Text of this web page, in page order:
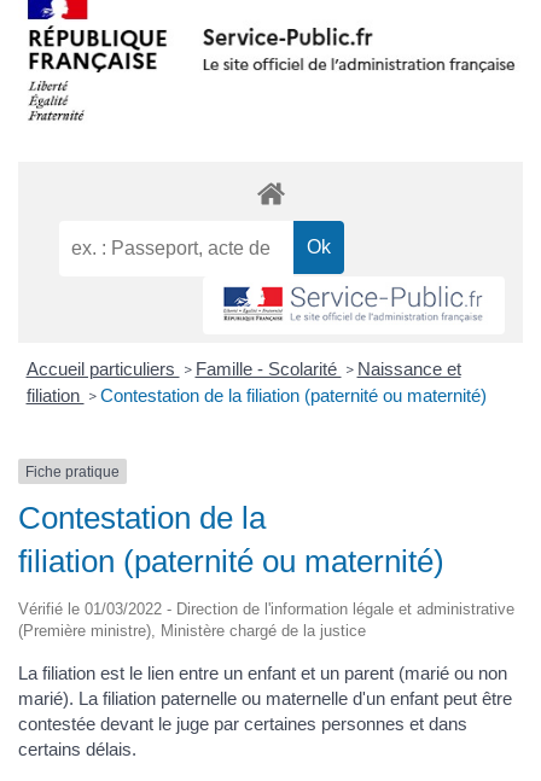
Accueil particuliers > Famille - Scolarité > Naissance et
filiation > Contestation de la filiation (paternité ou maternité)
Fiche pratique
Contestation de la
filiation (paternité ou maternité)
Vérifié le 01/03/2022 - Direction de l'information légale et administrative
(Première ministre), Ministère chargé de la justice
La filiation est le lien entre un enfant et un parent (marié ou non
marié). La filiation paternelle ou maternelle d'un enfant peut être
contestée devant le juge par certaines personnes et dans
certains délais.